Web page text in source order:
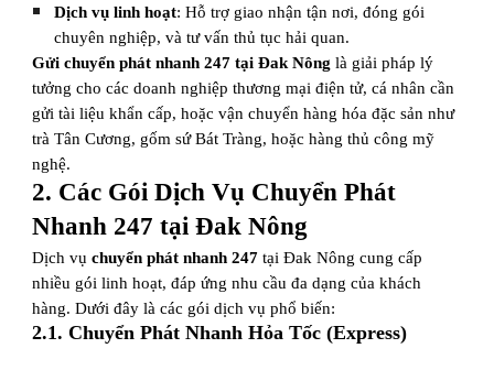
Dịch vụ linh hoạt: Hỗ trợ giao nhận tận nơi, đóng gói
chuyên nghiệp, và tư vấn thủ tục hải quan.
Gửi chuyển phát nhanh 247 tại Đak Nông là giải pháp lý
tưởng cho các doanh nghiệp thương mại điện tử, cá nhân cần
gửi tài liệu khẩn cấp, hoặc vận chuyển hàng hóa đặc sản như
trà Tân Cương, gốm sứ Bát Tràng, hoặc hàng thủ công mỹ
nghệ.
2. Các Gói Dịch Vụ Chuyển Phát
Nhanh 247 tại Đak Nông
Dịch vụchuyển phát nhanh 247 tại Đak Nông cung cấp
nhiều gói linh hoạt, đáp ứng nhu cầu đa dạng của khách
hàng. Dưới đây là các gói dịch vụ phổ biến:
2.1. Chuyển Phát Nhanh Hỏa Tốc (Express)